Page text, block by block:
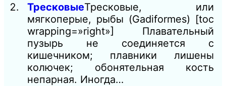
ТресковыеТресковые, или
мягкоперые, рыбы (Gadiformes) [toc
wrapping=»right»] Плавательный
пузырь не соединяется с
кишечником; плавники лишены
колючек; обонятельная кость
непарная. Иногда…